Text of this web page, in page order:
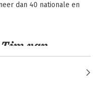
dan 40 nationale en
van